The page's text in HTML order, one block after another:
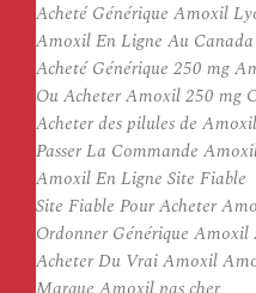
Acheté Générique Amoxil
Amoxil En Ligne Au Canada
Acheté Générique 250 mg
Ou Acheter Amoxil 250 mg
Acheter des pilules de Amoxil
Passer La Commande
Amoxil En Ligne Site Fiable
Site Fiable Pour Acheter
Ordonner Générique
Acheter Du Vrai Amoxil